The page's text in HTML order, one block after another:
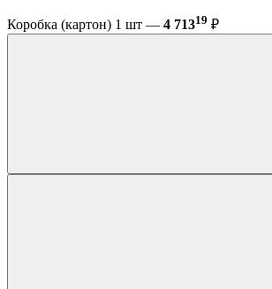
Коробка (картон) 1 шт — 4 71319 ₽